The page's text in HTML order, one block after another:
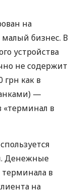
на
бизнес. В
устройства
не содержит
грн как в
—
«терминал в
Денежные
терминала в
на